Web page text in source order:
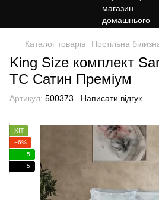
Каталог товарів Постільна
King Size комплект
TC Сатин Преміум
Артикул: 500373 Написати відгук
ХІТ
−6%
5
5